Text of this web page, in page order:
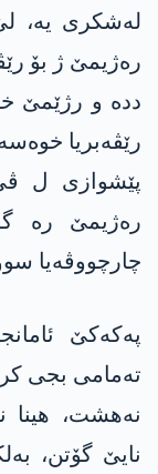
له‌شكری یه‌،
ره‌ژیمێ ژ بۆ
دده‌ و رژێمێ
رێڤه‌بریا
پێشوازی ل
ره‌ژیمێ ره‌
چارچووڤه‌یا
په‌كه‌كێ
ته‌مامی بجی
نه‌هشت، هینا
نایێ گۆتن،